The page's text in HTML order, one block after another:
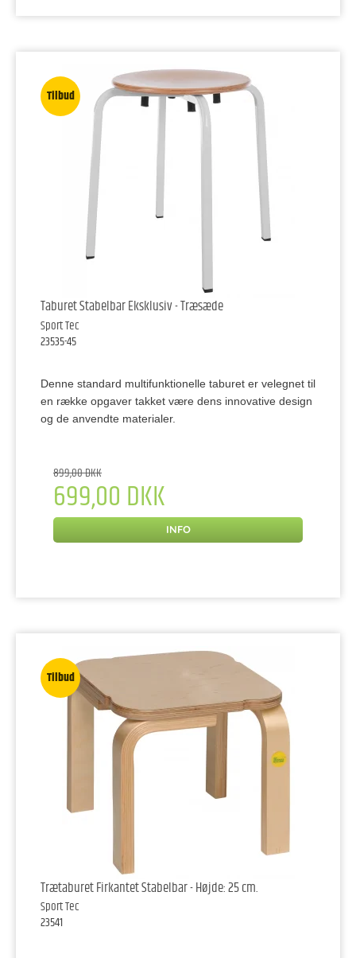
Tilbud
Taburet Stabelbar Eksklusiv - Træsæde
Sport Tec
23535-45
Denne standard multifunktionelle taburet er velegnet til
en række opgaver takket være dens innovative design
og de anvendte materialer.
899,00 DKK
699,00 DKK
INFO
Tilbud
Trætaburet Firkantet Stabelbar - Højde: 25 cm.
Sport Tec
23541